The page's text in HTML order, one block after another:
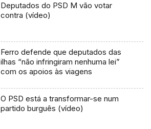
Deputados do PSD M vão votar
contra (vídeo)
Ferro defende que deputados das
ilhas “não infringiram nenhuma lei”
com os apoios às viagens
O PSD está a transformar-se num
partido burguês (vídeo)